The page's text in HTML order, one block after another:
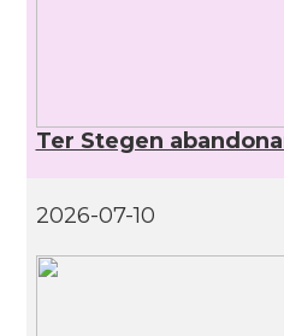
Ter Stegen
2026-07-10